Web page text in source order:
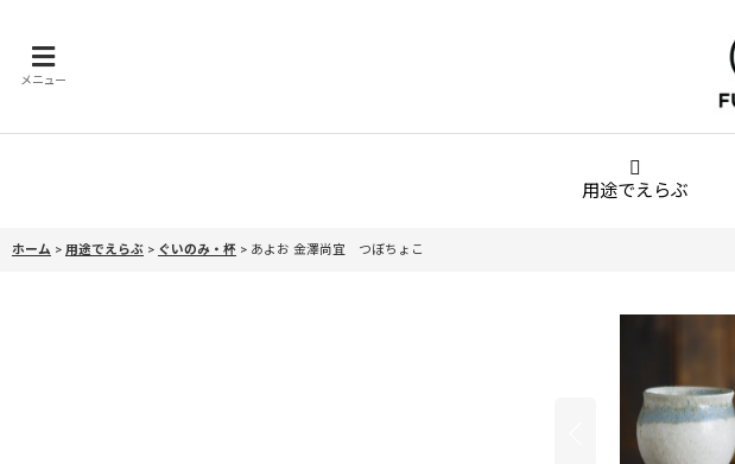
メニュー
用途でえらぶ
ホーム > 用途でえらぶ > ぐいのみ・杯 > あよお 金澤尚宜 つぼちょこ